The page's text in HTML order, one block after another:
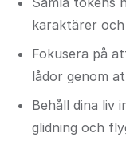
karaktärer
Fokusera på
lådor genom
Behåll dina liv
glidning och